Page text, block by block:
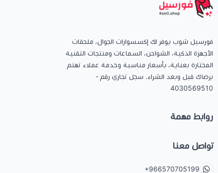
فورسيل شوب يوفر لك إكسسوارات الجوال، ملحقات
الأجهزة الذكية، الشواحن، السماعات ومنتجات التقنية
المختارة بعناية، بأسعار مناسبة وخدمة عملاء تهتم
برضاك قبل وبعد الشراء. سجل تجاري رقم -
4030569510
روابط مهمة
تواصل معنا
+966570705199